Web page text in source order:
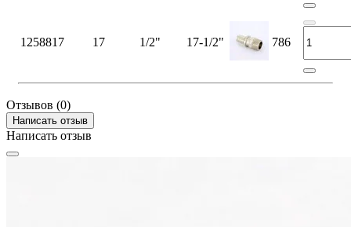
1258817 17 1/2" 17-1/2" 786
Отзывов (0)
Написать отзыв
Написать отзыв